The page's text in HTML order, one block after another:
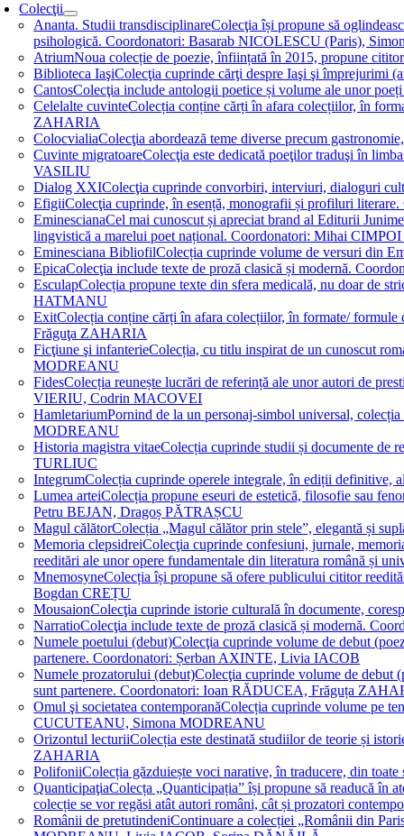
Colecţii
Ananta. Studii transdisciplinareColecţia își propune să
psihologică. Coordonatori: Basarab NICOLESCU (Paris),
AtriumNoua colecție de poezie, înființată în 2015, propune
Biblioteca IaşiColecţia cuprinde cărţi despre Iaşi şi împrejurimi
CantosColecţia include antologii poetice și volume ale unor
Celelalte cuvinteColecția conține cărți în afara colecțiilor, în
ZAHARIA
ColocvialiaColecţia abordează teme diverse precum
Cuvinte migratoareColecţia este dedicată poeţilor traduşi în
VASILIU
Dialog XXIColecţia cuprinde convorbiri, interviuri, dialoguri
EfigiiColecţia cuprinde, în esență, monografii și profiluri
EminescianaCel mai cunoscut și apreciat brand al Editurii
lingvistică a marelui poet național. Coordonatori: Mihai
Eminesciana BibliofilColecția cuprinde volume de versuri din
EpicaColecţia include texte de proză clasică și modernă.
EsculapColecția propune texte din sfera medicală, nu doar de
HATMANU
ExitColecția conține cărți în afara colecțiilor, în formate/
Frăguţa ZAHARIA
Ficţiune şi infanterieColecția, cu titlu inspirat de un cunoscut
MODREANU
FidesColecția reunește lucrări de referință ale unor autori de
VIERIU, Codrin MACOVEI
HamletariumPornind de la un personaj-simbol universal,
MODREANU
Historia magistra vitaeColecția cuprinde studii și documente
TURLIUC
IntegrumColecția cuprinde operele integrale, în ediții
Lumea arteiColecția propune eseuri de estetică, filosofie sau
Petru BEJAN, Dragoș PĂTRAȘCU
Magul călătorColecția „Magul călător prin stele”, elegantă și
Memoria clepsidreiColecţia cuprinde confesiuni, jurnale,
reeditări ale unor opere fundamentale din literatura română și
MnemosyneColecția își propune să ofere publicului cititor
Bogdan CREȚU
MousaionColecţia cuprinde istorie culturală în documente,
NarratioColecţia include texte de proză clasică și modernă.
Numele poetului (debut)Colecţia cuprinde volume de debut
partenere. Coordonatori: Șerban AXINTE, Livia IACOB
Numele prozatorului (debut)Colecţia cuprinde volume de debut
sunt partenere. Coordonatori: Ioan RĂDUCEA, Frăguța
Omul şi societatea contemporanăColecția cuprinde volume pe
CUCUTEANU, Simona MODREANU
Orizontul lecturiiColecția este destinată studiilor de teorie și
ZAHARIA
PolifoniiColecția găzduiește voci narative, în traducere, din
QuanticipaţiaColecța „Quanticipația” își propune să readucă în
colecție se vor regăsi atât autori români, cât și prozatori
Românii de pretutindeniContinuare a colecției „Românii din